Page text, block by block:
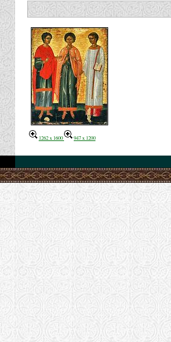
1262 x 1600 947 x 1200